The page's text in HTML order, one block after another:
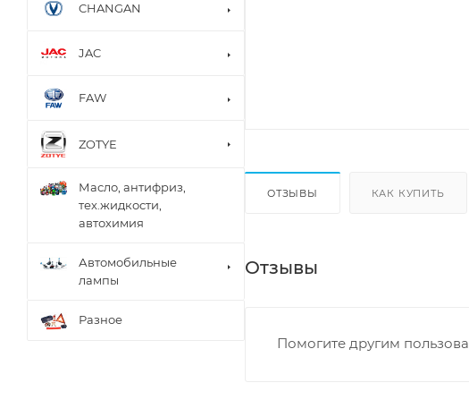
ОТЗЫВЫ КАК КУПИТЬ
Отзывы
Помогите другим
CHANGAN
JAC
FAW
ZOTYE
Масло, антифриз,
тех.жидкости,
автохимия
Автомобильные
лампы
Разное